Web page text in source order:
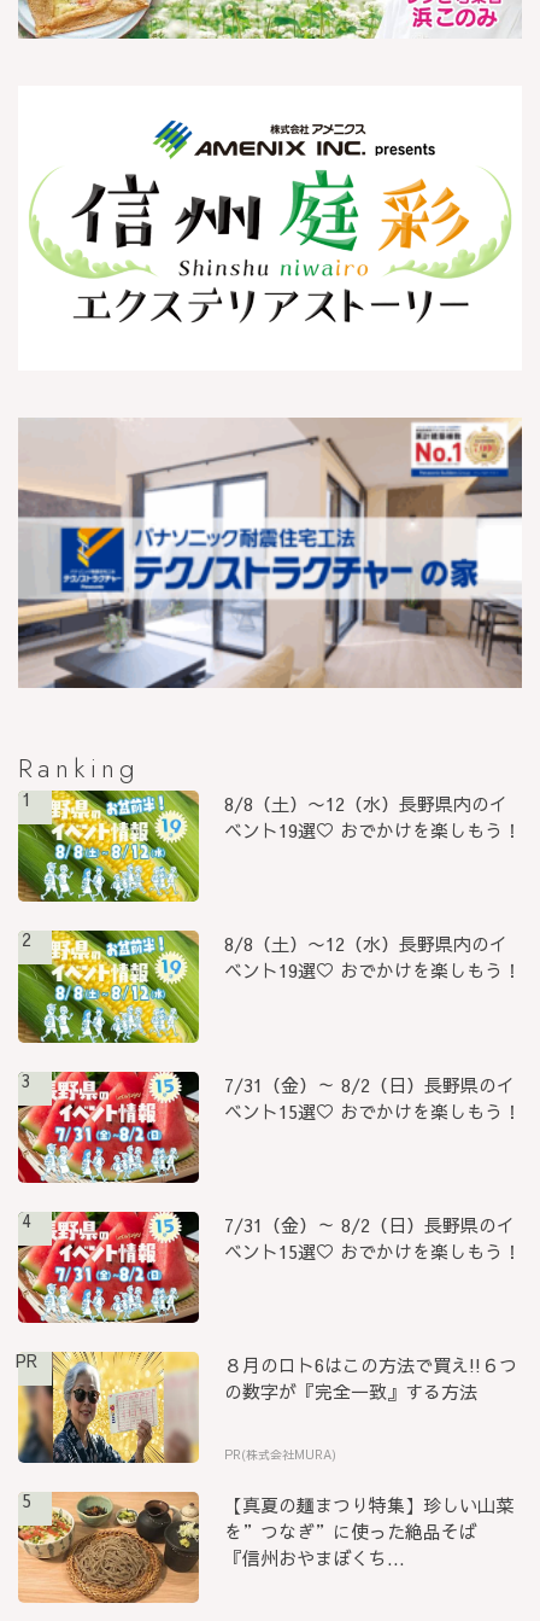
Ranking
1
8/8（土）〜12（水）長野県内のイ
ベント19選♡ おでかけを楽しもう！
2
8/8（土）〜12（水）長野県内のイ
ベント19選♡ おでかけを楽しもう！
3
7/31（金）～ 8/2（日）長野県のイ
ベント15選♡ おでかけを楽しもう！
4
7/31（金）～ 8/2（日）長野県のイ
ベント15選♡ おでかけを楽しもう！
PR
８月のロト6はこの方法で買え!!６つ
の数字が『完全一致』する方法
PR(株式会社MURA)
5
【真夏の麺まつり特集】珍しい山菜
を”つなぎ”に使った絶品そば
『信州おやまぼくち...